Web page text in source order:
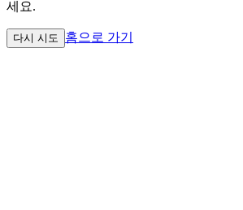
세요.
다시 시도 홈으로 가기